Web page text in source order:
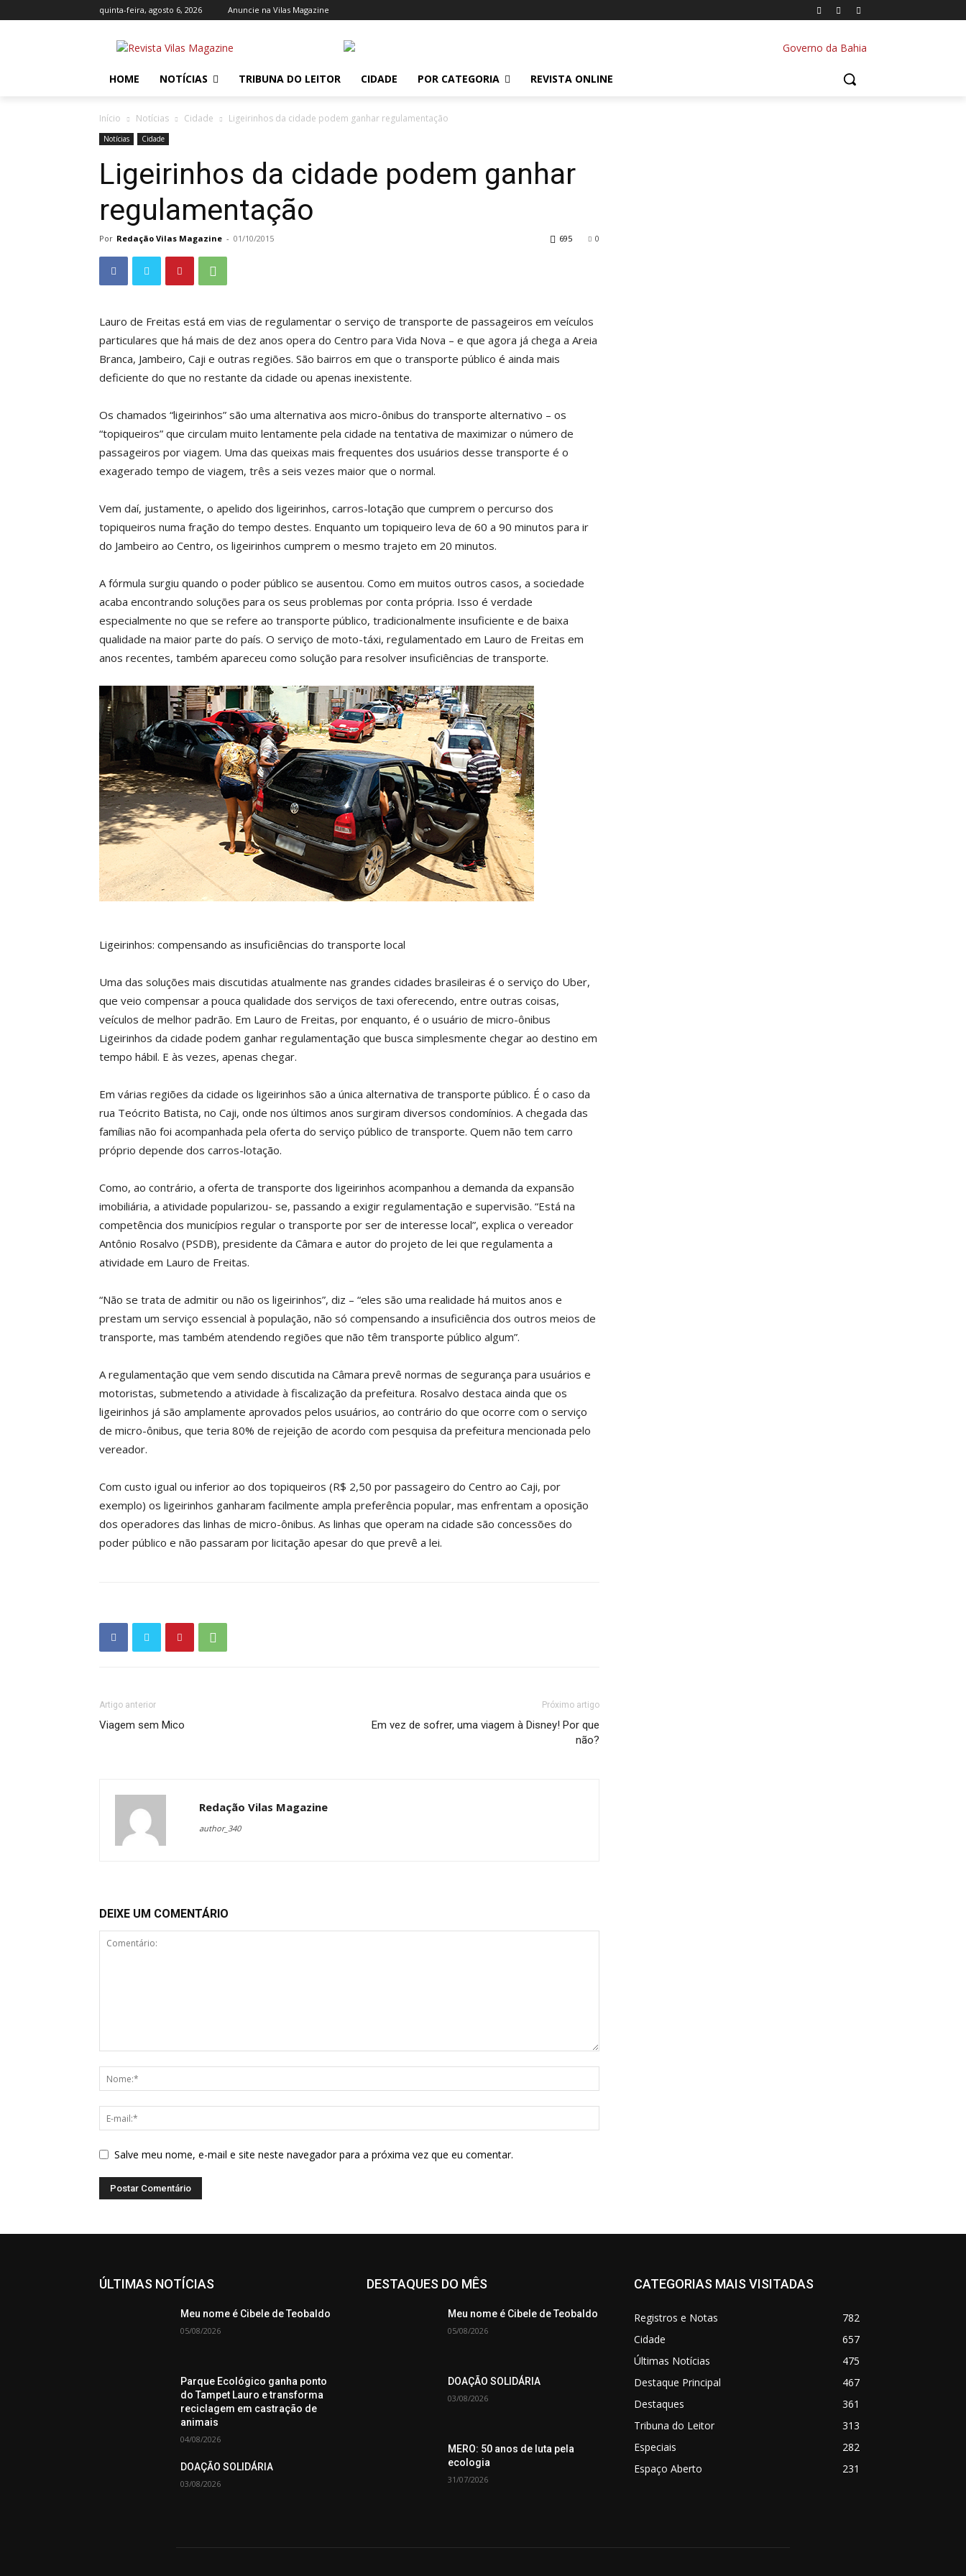
quinta-feira, agosto 6, 2026 Anuncie na Vilas Magazine
HOME NOTÍCIAS TRIBUNA DO LEITOR CIDADE POR CATEGORIA REVISTA ONLINE
Início Notícias Cidade Ligeirinhos da cidade podem ganhar regulamentação
Notícias Cidade
Ligeirinhos da cidade podem ganhar
regulamentação
Por Redação Vilas Magazine - 01/10/2015 0
695
Lauro de Freitas está em vias de regulamentar o serviço de transporte de passageiros em veículos
particulares que há mais de dez anos opera do Centro para Vida Nova – e que agora já chega a Areia
Branca, Jambeiro, Caji e outras regiões. São bairros em que o transporte público é ainda mais
deficiente do que no restante da cidade ou apenas inexistente.
Os chamados “ligeirinhos” são uma alternativa aos micro-ônibus do transporte alternativo – os
“topiqueiros” que circulam muito lentamente pela cidade na tentativa de maximizar o número de
passageiros por viagem. Uma das queixas mais frequentes dos usuários desse transporte é o
exagerado tempo de viagem, três a seis vezes maior que o normal.
Vem daí, justamente, o apelido dos ligeirinhos, carros-lotação que cumprem o percurso dos
topiqueiros numa fração do tempo destes. Enquanto um topiqueiro leva de 60 a 90 minutos para ir
do Jambeiro ao Centro, os ligeirinhos cumprem o mesmo trajeto em 20 minutos.
A fórmula surgiu quando o poder público se ausentou. Como em muitos outros casos, a sociedade
acaba encontrando soluções para os seus problemas por conta própria. Isso é verdade
especialmente no que se refere ao transporte público, tradicionalmente insuficiente e de baixa
qualidade na maior parte do país. O serviço de moto-táxi, regulamentado em Lauro de Freitas em
anos recentes, também apareceu como solução para resolver insuficiências de transporte.
Ligeirinhos: compensando as insuficiências do transporte local
Uma das soluções mais discutidas atualmente nas grandes cidades brasileiras é o serviço do Uber,
que veio compensar a pouca qualidade dos serviços de taxi oferecendo, entre outras coisas,
veículos de melhor padrão. Em Lauro de Freitas, por enquanto, é o usuário de micro-ônibus
Ligeirinhos da cidade podem ganhar regulamentação que busca simplesmente chegar ao destino em
tempo hábil. E às vezes, apenas chegar.
Em várias regiões da cidade os ligeirinhos são a única alternativa de transporte público. É o caso da
rua Teócrito Batista, no Caji, onde nos últimos anos surgiram diversos condomínios. A chegada das
famílias não foi acompanhada pela oferta do serviço público de transporte. Quem não tem carro
próprio depende dos carros-lotação.
Como, ao contrário, a oferta de transporte dos ligeirinhos acompanhou a demanda da expansão
imobiliária, a atividade popularizou- se, passando a exigir regulamentação e supervisão. “Está na
competência dos municípios regular o transporte por ser de interesse local”, explica o vereador
Antônio Rosalvo (PSDB), presidente da Câmara e autor do projeto de lei que regulamenta a
atividade em Lauro de Freitas.
“Não se trata de admitir ou não os ligeirinhos”, diz – “eles são uma realidade há muitos anos e
prestam um serviço essencial à população, não só compensando a insuficiência dos outros meios de
transporte, mas também atendendo regiões que não têm transporte público algum”.
A regulamentação que vem sendo discutida na Câmara prevê normas de segurança para usuários e
motoristas, submetendo a atividade à fiscalização da prefeitura. Rosalvo destaca ainda que os
ligeirinhos já são amplamente aprovados pelos usuários, ao contrário do que ocorre com o serviço
de micro-ônibus, que teria 80% de rejeição de acordo com pesquisa da prefeitura mencionada pelo
vereador.
Com custo igual ou inferior ao dos topiqueiros (R$ 2,50 por passageiro do Centro ao Caji, por
exemplo) os ligeirinhos ganharam facilmente ampla preferência popular, mas enfrentam a oposição
dos operadores das linhas de micro-ônibus. As linhas que operam na cidade são concessões do
poder público e não passaram por licitação apesar do que prevê a lei.
Artigo anterior
Viagem sem Mico
Próximo artigo
Em vez de sofrer, uma viagem à Disney! Por que
não?
Redação Vilas Magazine
author_340
DEIXE UM COMENTÁRIO
Salve meu nome, e-mail e site neste navegador para a próxima vez que eu comentar.
ÚLTIMAS NOTÍCIAS
Meu nome é Cibele de Teobaldo
05/08/2026
Parque Ecológico ganha ponto
do Tampet Lauro e transforma
reciclagem em castração de
animais
04/08/2026
DOAÇÃO SOLIDÁRIA
03/08/2026
DESTAQUES DO MÊS
Meu nome é Cibele de Teobaldo
05/08/2026
DOAÇÃO SOLIDÁRIA
03/08/2026
MERO: 50 anos de luta pela
ecologia
31/07/2026
CATEGORIAS MAIS VISITADAS
Registros e Notas
782
Cidade
657
Últimas Notícias
475
Destaque Principal
467
Destaques
361
Tribuna do Leitor
313
Especiais
282
Espaço Aberto
231